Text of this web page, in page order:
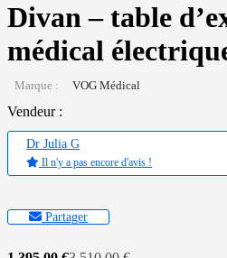
Divan – table
médical
Marque : VOG Médical
Vendeur :
Dr Julia G
Il n'y a pas encore d'avis !
Partager